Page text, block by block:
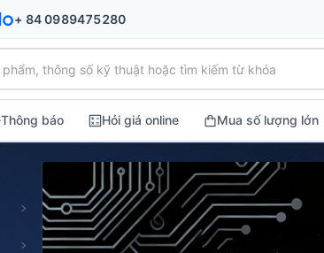
+ 84 0989475280
Thông báo Hỏi giá online Mua số lượng lớn